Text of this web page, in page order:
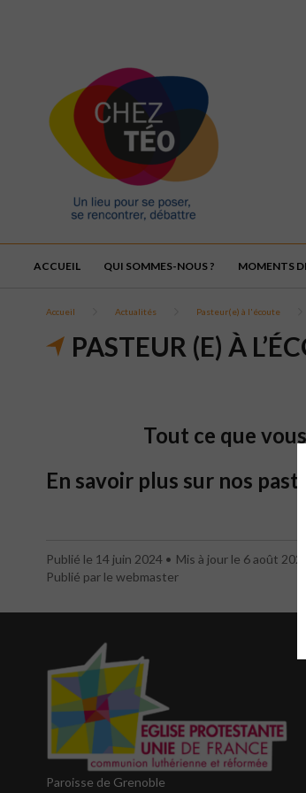
ACCUEIL QUI SOMMES-NOUS ? MOMENTS
Accueil Actualités Pasteur(e) à l'écoute
PASTEUR (E) À
Tout ce que
En savoir plus sur nos
Publié le 14 juin 2024
Mis à jour le 6 août 2025
Publié par le webmaster
Paroisse de Grenoble